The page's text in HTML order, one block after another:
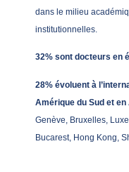
dans le milieu
institutionnelles.
32% sont docteurs en
28% évoluent à
Amérique du Sud et en
Genève, Bruxelles,
Bucarest, Hong Kong,